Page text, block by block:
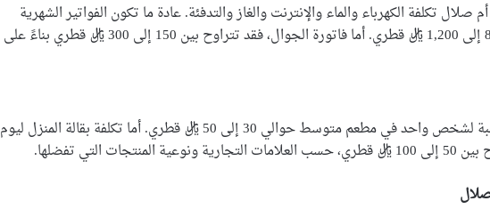
صلال تكلفة الكهرباء والماء والإنترنت والغاز والتدفئة. عادة ما تكون الفواتير الشهرية
للمنزل المتوسط حوالي 800 إلى 1,200 ريال قطري. أما فاتورة الجوال، فقد تتراوح بين 150 إلى 300 ريال قطري بناءً على
بالنسبة للأكل، يبلغ سعر وجبة لشخص واحد في مطعم متوسط حوالي 30 إلى 50 ريال قطري. أما تكلفة بقالة المنزل ليوم
التي تفضلها.